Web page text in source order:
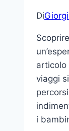
Di
articolo
viaggi
i